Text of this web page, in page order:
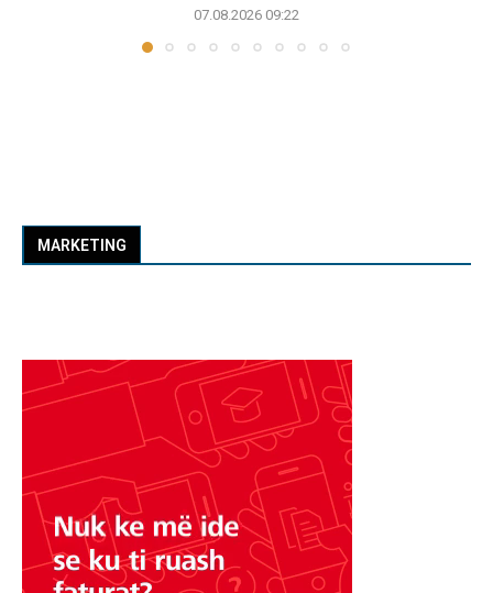
07.08.2026 09:22
MARKETING